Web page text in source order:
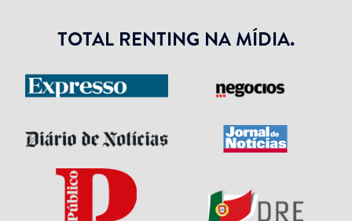
TOTAL RENTING NA MÍDIA.